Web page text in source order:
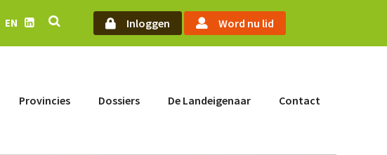
EN
Inloggen Word nu lid
Provincies Dossiers De Landeigenaar Contact